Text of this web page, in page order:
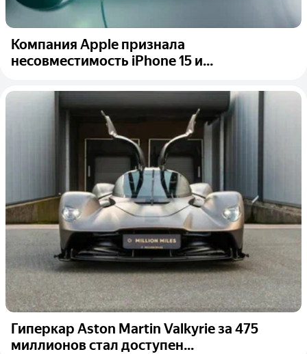
Компания Apple признала
несовместимость iPhone 15 и...
Гиперкар Aston Martin Valkyrie за 475
миллионов стал доступен...